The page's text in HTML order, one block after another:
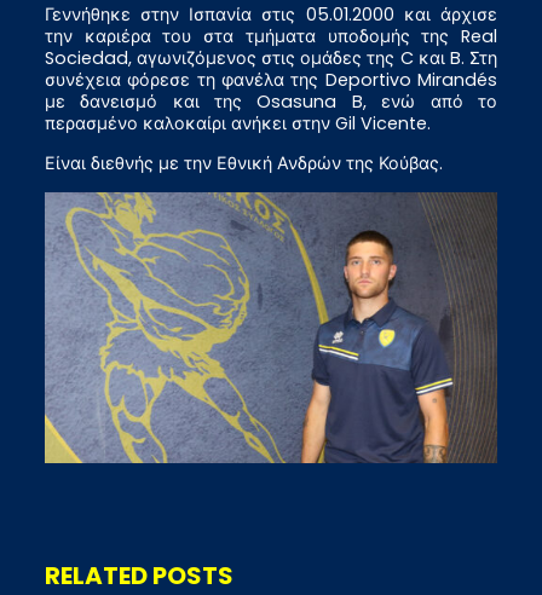
Γεννήθηκε στην Ισπανία στις 05.01.2000 και άρχισε
την καριέρα του στα τμήματα υποδομής της Real
Sociedad, αγωνιζόμενος στις ομάδες της C και B. Στη
συνέχεια φόρεσε τη φανέλα της Deportivo Mirandés
με δανεισμό και της Osasuna B, ενώ από το
περασμένο καλοκαίρι ανήκει στην Gil Vicente.
Είναι διεθνής με την Εθνική Ανδρών της Κούβας.
RELATED POSTS